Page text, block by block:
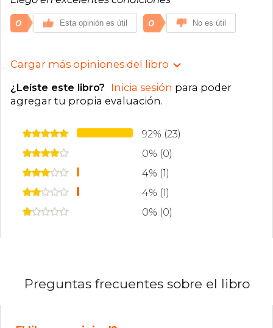
0 Esta opinión es útil 0 No es útil
Cargar más opiniones del libro
¿Leíste este libro? Inicia sesión para poder
agregar tu propia evaluación.
92% (23)
0% (0)
4% (1)
4% (1)
0% (0)
Preguntas frecuentes sobre el libro